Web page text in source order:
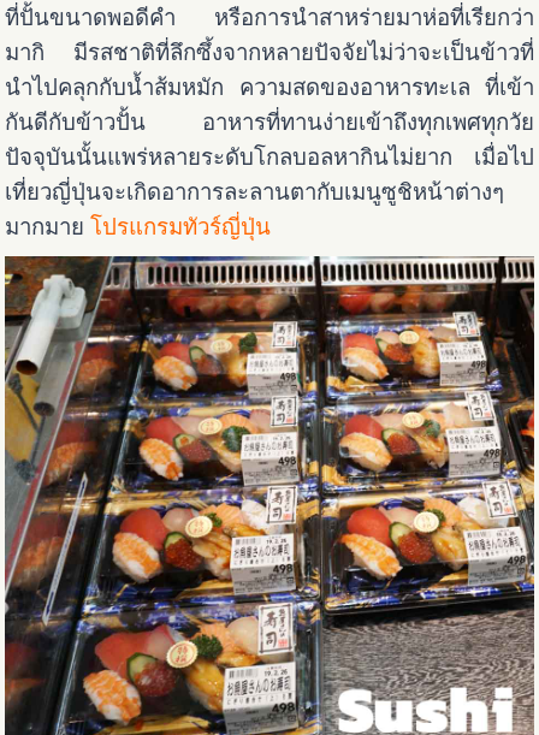
ที่ปั้นขนาดพอดีคำ หรือการนำสาหร่ายมาห่อที่เรียกว่า
มากิ มีรสชาติที่ลึกซึ้งจากหลายปัจจัยไม่ว่าจะเป็นข้าวที่
นำไปคลุกกับน้ำส้มหมัก ความสดของอาหารทะเล ที่เข้า
กันดีกับข้าวปั้น อาหารที่ทานง่ายเข้าถึงทุกเพศทุกวัย
ปัจจุบันนั้นแพร่หลายระดับโกลบอลหากินไม่ยาก เมื่อไป
เที่ยวญี่ปุ่นจะเกิดอาการละลานตากับเมนูซูชิหน้าต่างๆ
มากมายโปรแกรมทัวร์ญี่ปุ่น